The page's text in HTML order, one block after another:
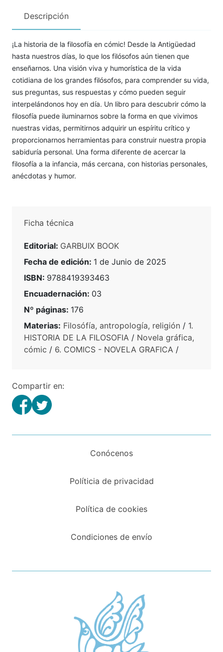
Descripción
¡La historia de la filosofía en cómic! Desde la Antigüedad
hasta nuestros días, lo que los filósofos aún tienen que
enseñarnos. Una visión viva y humorística de la vida
cotidiana de los grandes filósofos, para comprender su vida,
sus preguntas, sus respuestas y cómo pueden seguir
interpelándonos hoy en día. Un libro para descubrir cómo la
filosofía puede iluminarnos sobre la forma en que vivimos
nuestras vidas, permitirnos adquirir un espíritu crítico y
proporcionarnos herramientas para construir nuestra propia
sabiduría personal. Una forma diferente de acercar la
filosofía a la infancia, más cercana, con historias personales,
anécdotas y humor.
Ficha técnica
Editorial: GARBUIX BOOK
Fecha de edición: 1 de Junio de 2025
ISBN: 9788419393463
Encuadernación: 03
Nº páginas: 176
Materias: Filosófía, antropología, religión / 1.
HISTORIA DE LA FILOSOFIA / Novela gráfica,
cómic / 6. COMICS - NOVELA GRAFICA /
Compartir en:
Conócenos
Políticia de privacidad
Política de cookies
Condiciones de envío